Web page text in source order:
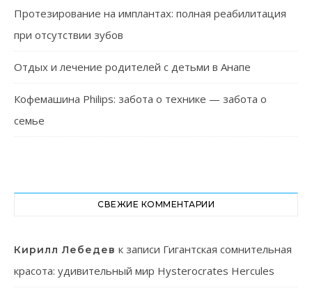
Протезирование на имплантах: полная реабилитация
при отсутствии зубов
Отдых и лечение родителей с детьми в Анапе
Кофемашина Philips: забота о технике — забота о
семье
СВЕЖИЕ КОММЕНТАРИИ
Кирилл Лебедев к записи Гигантская сомнительная
красота: удивительный мир Hysterocrates Hercules